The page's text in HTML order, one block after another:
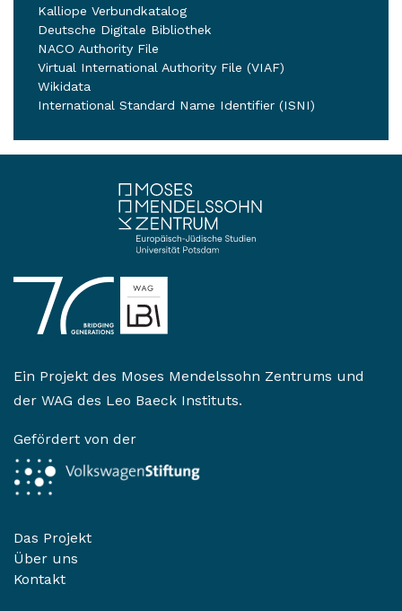
Kalliope Verbundkatalog
Deutsche Digitale Bibliothek
NACO Authority File
Virtual International Authority File (VIAF)
Wikidata
International Standard Name Identifier (ISNI)
Ein Projekt des Moses Mendelssohn Zentrums und
der WAG des Leo Baeck Instituts.
Gefördert von der
Das Projekt
Über uns
Kontakt